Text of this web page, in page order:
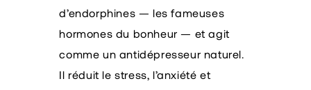
d’endorphines — les fameuses
hormones du bonheur — et agit
comme un antidépresseur naturel.
Il réduit le stress, l’anxiété et